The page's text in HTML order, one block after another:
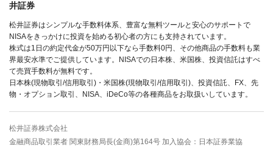
井証券
松井証券はシンプルな手数料体系、豊富な無料ツールと安心のサポートで
NISAをきっかけに投資を始める初心者の方にも支持されています。
株式は1日の約定代金が50万円以下なら手数料0円、その他商品の手数料も業
界最安水準でご提供しています。NISAでの日本株、米国株、投資信託はすべ
て売買手数料が無料です。
日本株(現物取引/信用取引)・米国株(現物取引/信用取引)、投資信託、FX、先
物・オプション取引、NISA、iDeCo等の各種商品をお取扱いしています。
松井証券株式会社
金融商品取引業者 関東財務局長(金商)第164号 加入協会：日本証券業協